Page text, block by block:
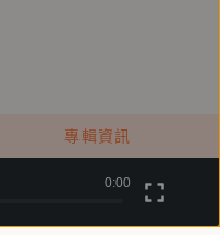
專輯資訊
會員條款
0:00